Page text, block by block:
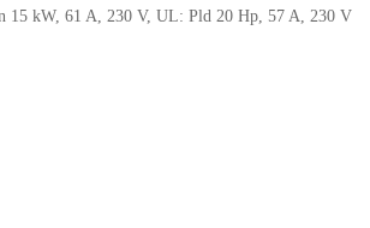
15 kW, 61 A, 230 V, UL: Pld 20 Hp, 57 A, 230 V